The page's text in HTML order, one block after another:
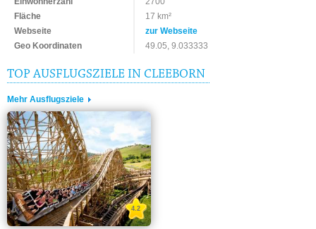
Fläche
17 km²
Webseite
zur Webseite
Geo Koordinaten
49.05, 9.033333
TOP AUSFLUGSZIELE IN CLEEBORN
Mehr Ausflugsziele
4.2